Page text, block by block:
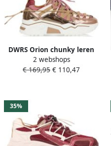
DWRS Orion chunky leren
sneakers beige bordeaux
2 webshops
€ 169,95 € 110,47
35%